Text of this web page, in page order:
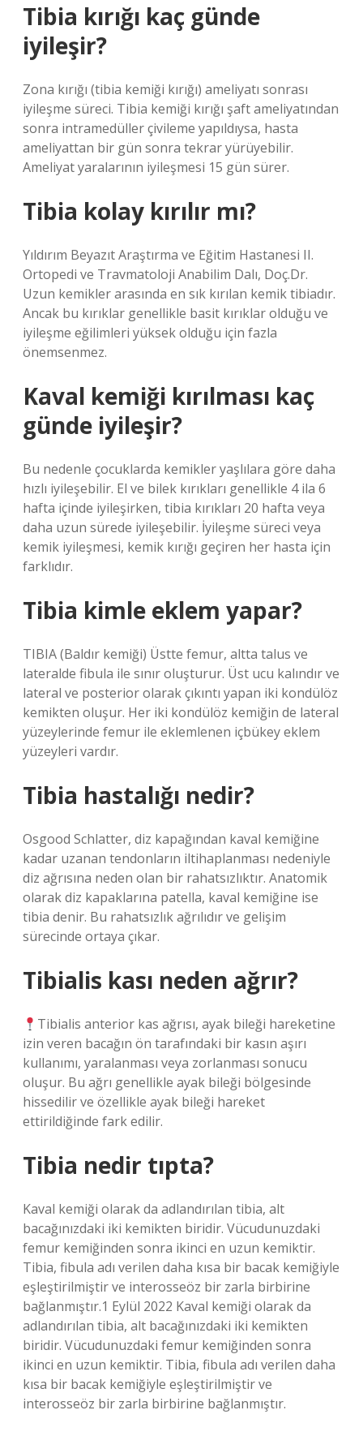
Tibia kırığı kaç günde
iyileşir?
Zona kırığı (tibia kemiği kırığı) ameliyatı sonrası
iyileşme süreci. Tibia kemiği kırığı şaft ameliyatından
sonra intramedüller çivileme yapıldıysa, hasta
ameliyattan bir gün sonra tekrar yürüyebilir.
Ameliyat yaralarının iyileşmesi 15 gün sürer.
Tibia kolay kırılır mı?
Yıldırım Beyazıt Araştırma ve Eğitim Hastanesi II.
Ortopedi ve Travmatoloji Anabilim Dalı, Doç.Dr.
Uzun kemikler arasında en sık kırılan kemik tibiadır.
Ancak bu kırıklar genellikle basit kırıklar olduğu ve
iyileşme eğilimleri yüksek olduğu için fazla
önemsenmez.
Kaval kemiği kırılması kaç
günde iyileşir?
Bu nedenle çocuklarda kemikler yaşlılara göre daha
hızlı iyileşebilir. El ve bilek kırıkları genellikle 4 ila 6
hafta içinde iyileşirken, tibia kırıkları 20 hafta veya
daha uzun sürede iyileşebilir. İyileşme süreci veya
kemik iyileşmesi, kemik kırığı geçiren her hasta için
farklıdır.
Tibia kimle eklem yapar?
TIBIA (Baldır kemiği) Üstte femur, altta talus ve
lateralde fibula ile sınır oluşturur. Üst ucu kalındır ve
lateral ve posterior olarak çıkıntı yapan iki kondülöz
kemikten oluşur. Her iki kondülöz kemiğin de lateral
yüzeylerinde femur ile eklemlenen içbükey eklem
yüzeyleri vardır.
Tibia hastalığı nedir?
Osgood Schlatter, diz kapağından kaval kemiğine
kadar uzanan tendonların iltihaplanması nedeniyle
diz ağrısına neden olan bir rahatsızlıktır. Anatomik
olarak diz kapaklarına patella, kaval kemiğine ise
tibia denir. Bu rahatsızlık ağrılıdır ve gelişim
sürecinde ortaya çıkar.
Tibialis kası neden ağrır?
Tibialis anterior kas ağrısı, ayak bileği hareketine
izin veren bacağın ön tarafındaki bir kasın aşırı
kullanımı, yaralanması veya zorlanması sonucu
oluşur. Bu ağrı genellikle ayak bileği bölgesinde
hissedilir ve özellikle ayak bileği hareket
ettirildiğinde fark edilir.
Tibia nedir tıpta?
Kaval kemiği olarak da adlandırılan tibia, alt
bacağınızdaki iki kemikten biridir. Vücudunuzdaki
femur kemiğinden sonra ikinci en uzun kemiktir.
Tibia, fibula adı verilen daha kısa bir bacak kemiğiyle
eşleştirilmiştir ve interosseöz bir zarla birbirine
bağlanmıştır.1 Eylül 2022 Kaval kemiği olarak da
adlandırılan tibia, alt bacağınızdaki iki kemikten
biridir. Vücudunuzdaki femur kemiğinden sonra
ikinci en uzun kemiktir. Tibia, fibula adı verilen daha
kısa bir bacak kemiğiyle eşleştirilmiştir ve
interosseöz bir zarla birbirine bağlanmıştır.